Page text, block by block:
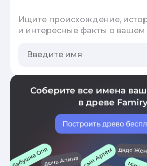
Ищите происхождение,
и интересные факты о